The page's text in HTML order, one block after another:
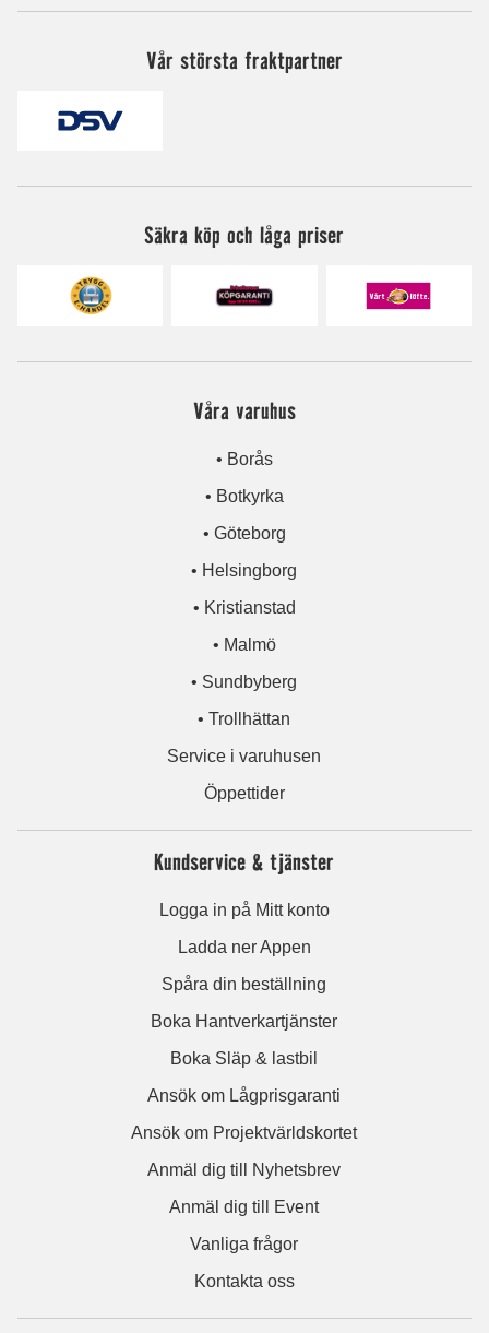
Vår största fraktpartner
Säkra köp och låga priser
Våra varuhus
• Borås
• Botkyrka
• Göteborg
• Helsingborg
• Kristianstad
• Malmö
• Sundbyberg
• Trollhättan
Service i varuhusen
Öppettider
Kundservice & tjänster
Logga in på Mitt konto
Ladda ner Appen
Spåra din beställning
Boka Hantverkartjänster
Boka Släp & lastbil
Ansök om Lågprisgaranti
Ansök om Projektvärldskortet
Anmäl dig till Nyhetsbrev
Anmäl dig till Event
Vanliga frågor
Kontakta oss